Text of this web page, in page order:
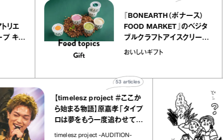
ー アトリエ
レープ キャ
『BONEARTH（ボナース）
FOOD MARKET』のベジ
ブルクラフトアイスクリー
｜真野知子の「おいしい
おいしいギフト
【timelesz project ＃ここか
ら始まる物語】原嘉孝「タイプ
ロは夢をもう一度追わせてく
れた場所」
timelesz project -AUDITION-
articles